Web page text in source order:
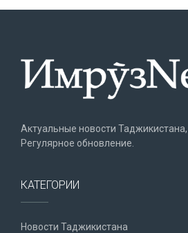
Актуальные новости Таджикистана,
Регулярное обновление.
КАТЕГОРИИ
Новости Таджикистана